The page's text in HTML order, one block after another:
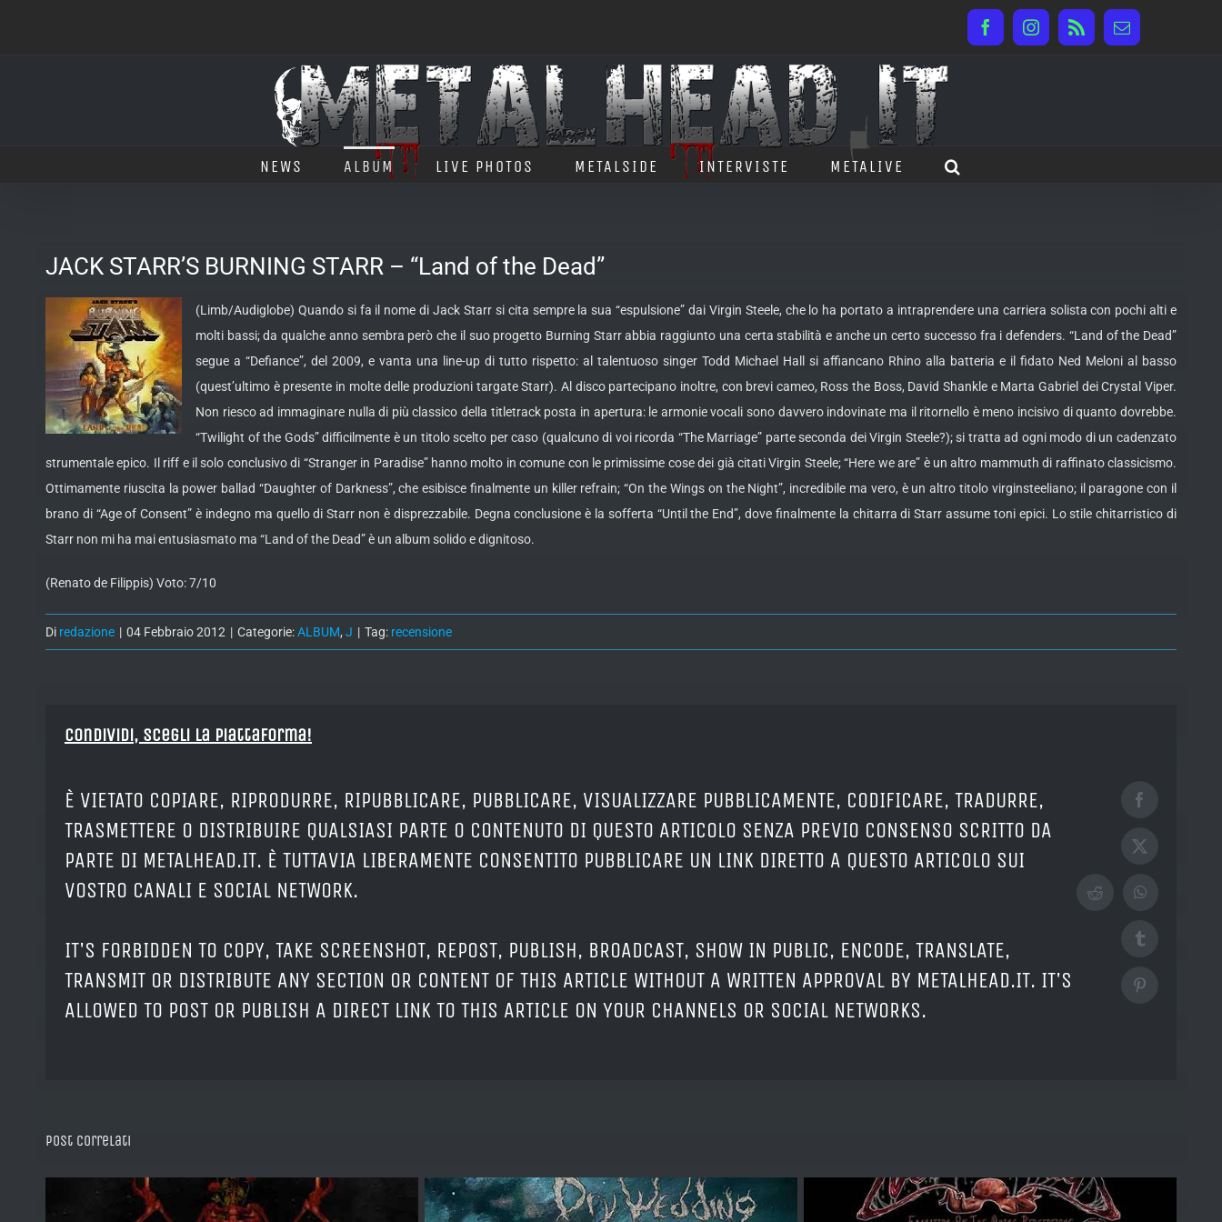
FacebookInstagram
Rss Email
NEWS ALBUM LIVE PHOTOS METALSIDE INTERVISTE METALIVE
JACK STARR’S BURNING STARR – “Land of the Dead”
(Limb/Audiglobe) Quando si fa il nome di Jack Starr si cita sempre la sua “espulsione” dai Virgin Steele, che lo ha portato a intraprendere una carriera solista con pochi alti e
molti bassi; da qualche anno sembra però che il suo progetto Burning Starr abbia raggiunto una certa stabilità e anche un certo successo fra i defenders. “Land of the Dead”
segue a “Defiance”, del 2009, e vanta una line-up di tutto rispetto: al talentuoso singer Todd Michael Hall
si affiancano Rhino alla batteria e il fidato Ned Meloni al basso
(quest’ultimo è presente in molte delle produzioni targate Starr). Al disco partecipano inoltre, con brevi cameo, Ross the Boss, David Shankle e Marta Gabriel dei Crystal Viper.
Non riesco ad immaginare nulla di più classico della titletrack posta in apertura: le armonie vocali sono davvero indovinate ma il ritornello è meno incisivo di quanto dovrebbe.
“Twilight of the Gods” difficilmente è un titolo scelto per caso (qualcuno di voi ricorda “The Marriage” parte seconda dei Virgin Steele?); si tratta ad ogni modo di un cadenzato
strumentale epico. Il riff e il solo conclusivo di “Stranger in Paradise” hanno molto in comune con le primissime cose dei già citati Virgin Steele; “Here we are” è un altro mammuth di raffinato classicismo.
Ottimamente riuscita la power ballad “Daughter of Darkness”, che esibisce finalmente un killer refrain; “On the Wings on the Night”, incredibile ma vero, è un altro titolo virginsteeliano; il paragone con il
brano di “Age of Consent” è indegno ma quello di Starr non è disprezzabile. Degna conclusione è la sofferta “Until the End”, dove finalmente la chitarra di Starr assume toni epici. Lo stile chitarristico di
Starr non mi ha mai entusiasmato ma “Land of the Dead” è un album solido e dignitoso.
(Renato de Filippis) Voto: 7/10
Di redazione | 04 Febbraio 2012 | Categorie:ALBUM, J | Tag: recensione
Condividi, Scegli la piattaforma!
È VIETATO COPIARE, RIPRODURRE, RIPUBBLICARE, PUBBLICARE, VISUALIZZARE PUBBLICAMENTE, CODIFICARE, TRADURRE,
TRASMETTERE O DISTRIBUIRE QUALSIASI PARTE O CONTENUTO DI QUESTO ARTICOLO SENZA PREVIO CONSENSO SCRITTO DA
PARTE DI METALHEAD.IT. È TUTTAVIA LIBERAMENTE CONSENTITO PUBBLICARE UN LINK DIRETTO A QUESTO ARTICOLO SUI
VOSTRO CANALI E SOCIAL NETWORK.
IT'S FORBIDDEN TO COPY, TAKE SCREENSHOT, REPOST, PUBLISH, BROADCAST, SHOW IN PUBLIC, ENCODE, TRANSLATE,
TRANSMIT OR DISTRIBUTE ANY SECTION OR CONTENT OF THIS ARTICLE WITHOUT A WRITTEN APPROVAL BY METALHEAD.IT. IT'S
ALLOWED TO POST OR PUBLISH A DIRECT LINK TO THIS ARTICLE ON YOUR CHANNELS OR SOCIAL NETWORKS.
Facebook
X
RedditWhatsApp
Tumblr
Pinterest
Post correlati